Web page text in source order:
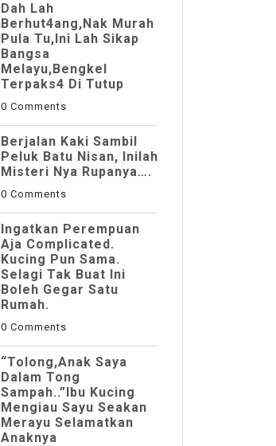
Dah Lah
Berhut4ang,Nak Murah
Pula Tu,Ini Lah Sikap
Bangsa
Melayu,Bengkel
Terpaks4 Di Tutup
0 Comments
Berjalan Kaki Sambil
Peluk Batu Nisan, Inilah
Misteri Nya Rupanya….
0 Comments
Ingatkan Perempuan
Aja Complicated.
Kucing Pun Sama.
Selagi Tak Buat Ini
Boleh Gegar Satu
Rumah.
0 Comments
“Tolong,Anak Saya
Dalam Tong
Sampah..”Ibu Kucing
Mengiau Sayu Seakan
Merayu Selamatkan
Anaknya